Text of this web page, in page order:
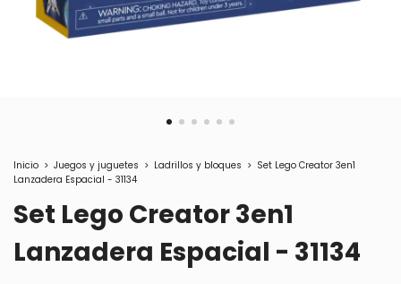
Inicio > Juegos y juguetes > Ladrillos y bloques > Set Lego Creator 3en1
Lanzadera Espacial - 31134
Set Lego Creator 3en1
Lanzadera Espacial - 31134